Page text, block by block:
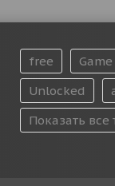
free Game
Unlocked
Показать все